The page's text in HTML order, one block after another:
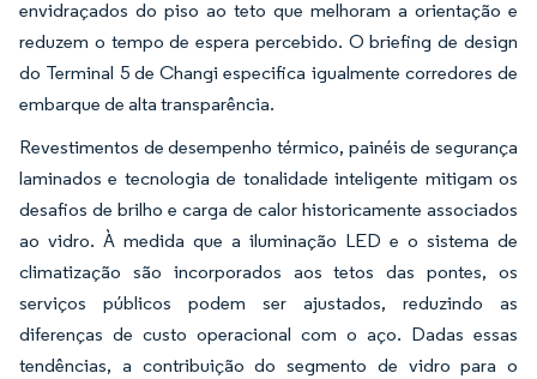
envidraçados do piso ao teto que melhoram a orientação e
reduzem o tempo de espera percebido. O briefing de design
do Terminal 5 de Changi especifica igualmente corredores de
embarque de alta transparência.
Revestimentos de desempenho térmico, painéis de segurança
laminados e tecnologia de tonalidade inteligente mitigam os
desafios de brilho e carga de calor historicamente associados
ao vidro. À medida que a iluminação LED e o sistema de
climatização são incorporados aos tetos das pontes, os
serviços públicos podem ser ajustados, reduzindo as
diferenças de custo operacional com o aço. Dadas essas
tendências, a contribuição do segmento de vidro para o